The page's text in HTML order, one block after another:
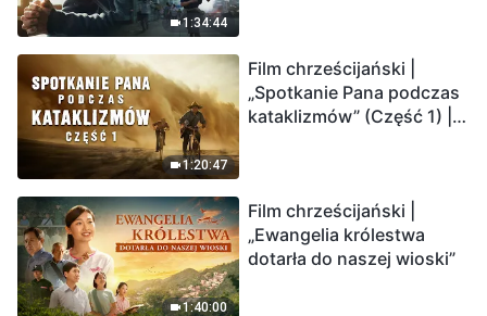
1:34:44
Ludzkość weszła w
odliczanie. Czy znalazłeś
już drogę ocalenia?
1:20:47
Film chrześcijański |
„Spotkanie Pana podczas
kataklizmów” (Część 1) |
1:40:00
Film chrześcijański |
„Ewangelia królestwa
dotarła do naszej wioski”